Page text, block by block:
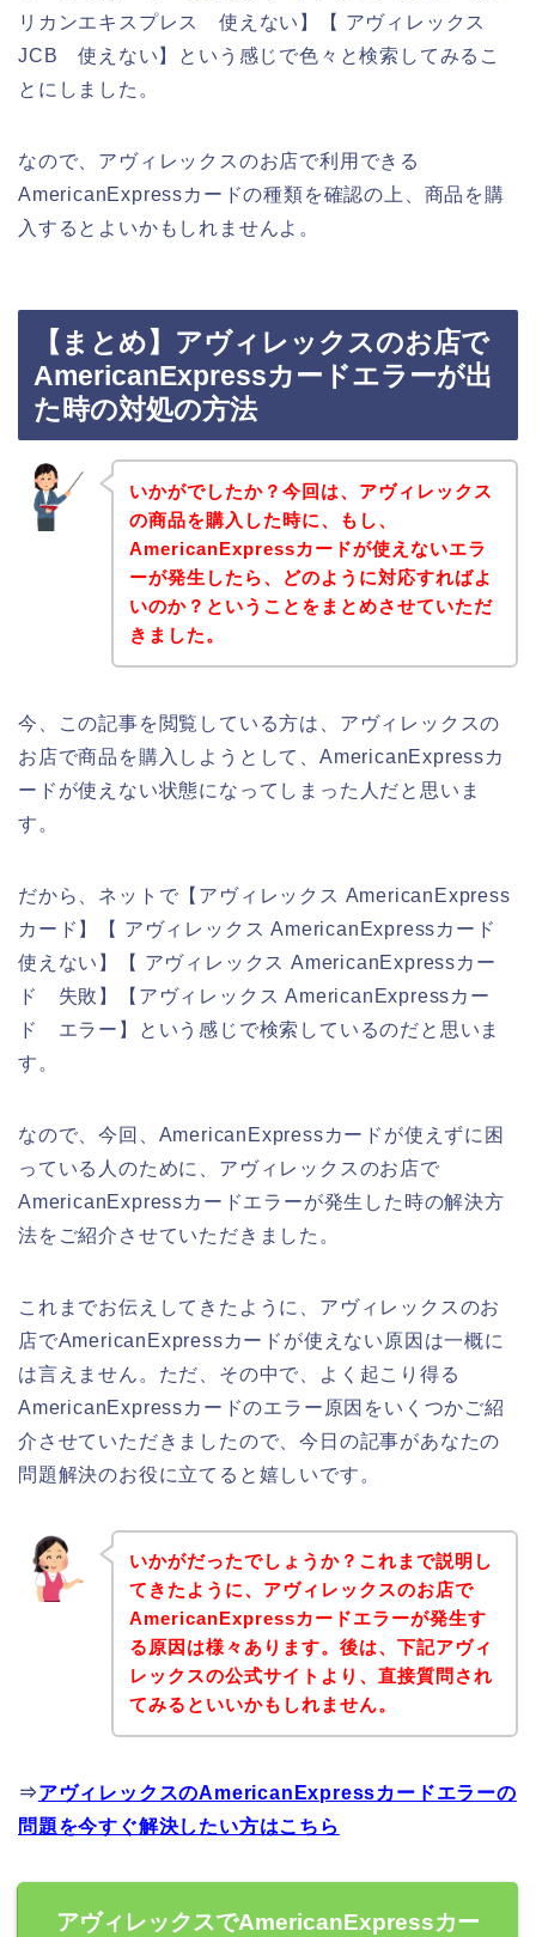
リカンエキスプレス 使えない】【 アヴィレックス
JCB 使えない】という感じで色々と検索してみるこ
とにしました。
なので、アヴィレックスのお店で利用できる
AmericanExpressカードの種類を確認の上、商品を購
入するとよいかもしれませんよ。
【まとめ】アヴィレックスのお店で
AmericanExpressカードエラーが出
た時の対処の方法
いかがでしたか？今回は、アヴィレックス
の商品を購入した時に、もし、
AmericanExpressカードが使えないエラ
ーが発生したら、どのように対応すればよ
いのか？ということをまとめさせていただ
きました。
今、この記事を閲覧している方は、アヴィレックスの
お店で商品を購入しようとして、AmericanExpressカ
ードが使えない状態になってしまった人だと思いま
す。
だから、ネットで【アヴィレックス AmericanExpress
カード】【 アヴィレックス AmericanExpressカード
使えない】【 アヴィレックス AmericanExpressカー
ド 失敗】【アヴィレックス AmericanExpressカー
ド エラー】という感じで検索しているのだと思いま
す。
なので、今回、AmericanExpressカードが使えずに困
っている人のために、アヴィレックスのお店で
AmericanExpressカードエラーが発生した時の解決方
法をご紹介させていただきました。
これまでお伝えしてきたように、アヴィレックスのお
店でAmericanExpressカードが使えない原因は一概に
は言えません。ただ、その中で、よく起こり得る
AmericanExpressカードのエラー原因をいくつかご紹
介させていただきましたので、今日の記事があなたの
問題解決のお役に立てると嬉しいです。
いかがだったでしょうか？これまで説明し
てきたように、アヴィレックスのお店で
AmericanExpressカードエラーが発生す
る原因は様々あります。後は、下記アヴィ
レックスの公式サイトより、直接質問され
てみるといいかもしれません。
⇒アヴィレックスのAmericanExpressカードエラーの
問題を今すぐ解決したい方はこちら
アヴィレックスでAmericanExpressカー